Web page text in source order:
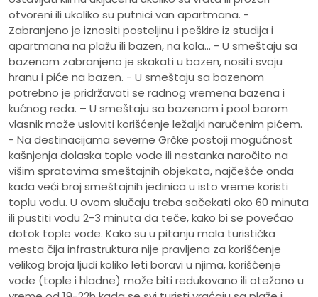
otvoreni ili ukoliko su putnici van apartmana. -
Zabranjeno je iznositi posteljinu i peškire iz studija i
apartmana na plažu ili bazen, na kola... - U smeštaju sa
bazenom zabranjeno je skakati u bazen, nositi svoju
hranu i piće na bazen. - U smeštaju sa bazenom
potrebno je pridržavati se radnog vremena bazena i
kućnog reda. – U smeštaju sa bazenom i pool barom
vlasnik može usloviti korišćenje ležaljki naručenim pićem.
- Na destinacijama severne Grčke postoji mogućnost
kašnjenja dolaska tople vode ili nestanka naročito na
višim spratovima smeštajnih objekata, najčešće onda
kada veći broj smeštajnih jedinica u isto vreme koristi
toplu vodu. U ovom slučaju treba sačekati oko 60 minuta
ili pustiti vodu 2-3 minuta da teče, kako bi se povećao
dotok tople vode. Kako su u pitanju mala turistička
mesta čija infrastruktura nije pravljena za korišćenje
velikog broja ljudi koliko leti boravi u njima, korišćenje
vode (tople i hladne) može biti redukovano ili otežano u